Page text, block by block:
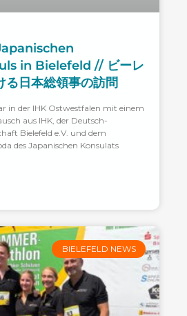
in Bielefeld // ビーレ
る日本総領事の訪問
in der IHK Ostwestfalen mit einem
aus IHK, der Deutsch-
Bielefeld e.V. und dem
des Japanischen Konsulats
BIELEFELD NEWS